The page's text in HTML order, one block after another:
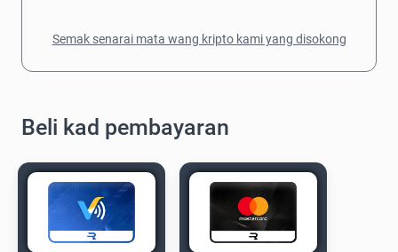
Semak senarai mata wang kripto kami yang disokong
Beli kad pembayaran